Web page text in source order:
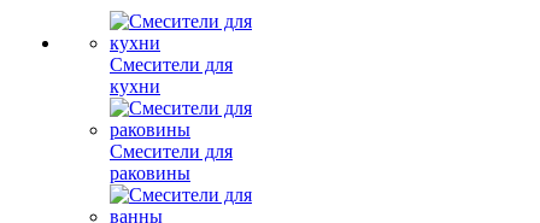
Смесители для
кухни
Смесители для
раковины